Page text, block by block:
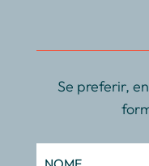
Se preferir,